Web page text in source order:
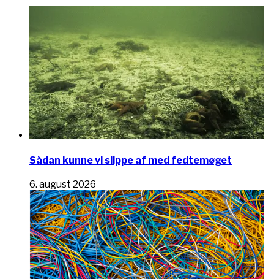
Sådan kunne vi slippe af med fedtemøget
6. august 2026